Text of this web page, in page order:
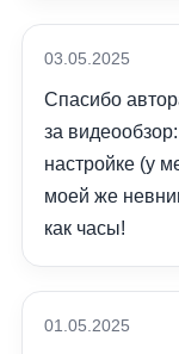
03.05.2025
Спасибо
за
настройке (у
моей же
как часы!
01.05.2025